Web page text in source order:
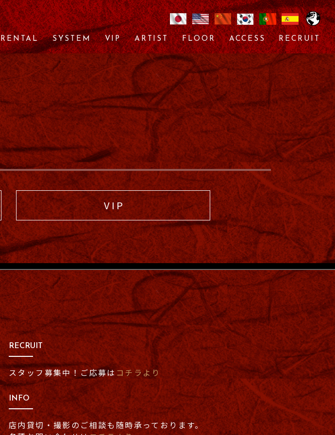
RENTAL SYSTEM VIP ARTIST FLOOR ACCESS RECRUIT
V I P
RECRUIT
スタッフ募集中！ご応募はコチラより
INFO
店内貸切・撮影のご相談も随時承っております。